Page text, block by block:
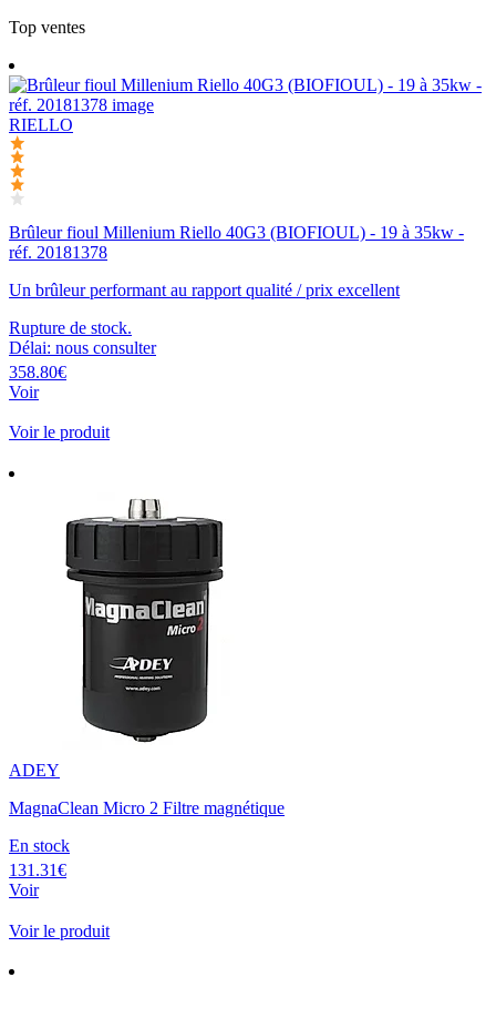
Top ventes
RIELLO
Brûleur fioul Millenium Riello 40G3 (BIOFIOUL) - 19 à 35kw -
réf. 20181378
Un brûleur performant au rapport qualité / prix excellent
Rupture de stock.
Délai: nous consulter
358.80€
Voir
Voir le produit
ADEY
MagnaClean Micro 2 Filtre magnétique
En stock
131.31€
Voir
Voir le produit